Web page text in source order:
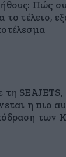
Πώς
το τέλειο,
τη
η πιο
των